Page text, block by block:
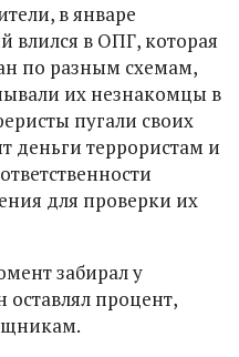
в январе
влился в ОПГ, которая
по разным схемам,
их незнакомцы в
пугали своих
деньги террористам и
для проверки их
забирал у
оставлял процент,